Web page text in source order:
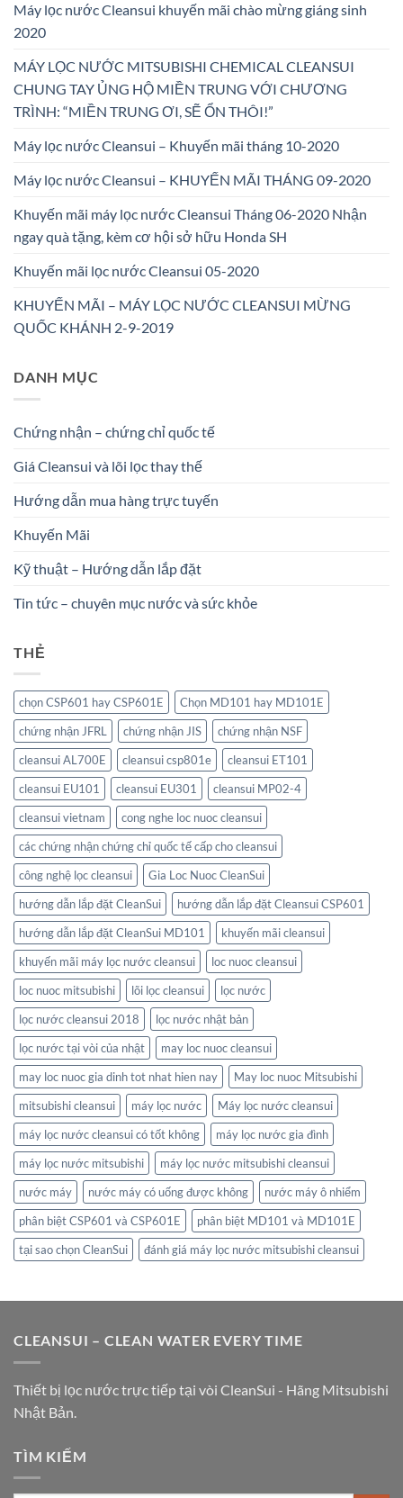
Máy lọc nước Cleansui khuyến mãi chào mừng giáng sinh
2020
MÁY LỌC NƯỚC MITSUBISHI CHEMICAL CLEANSUI
CHUNG TAY ỦNG HỘ MIỀN TRUNG VỚI CHƯƠNG
TRÌNH: “MIỀN TRUNG ƠI, SẼ ỔN THÔI!”
Máy lọc nước Cleansui – Khuyến mãi tháng 10-2020
Máy lọc nước Cleansui – KHUYẾN MÃI THÁNG 09-2020
Khuyến mãi máy lọc nước Cleansui Tháng 06-2020 Nhận
ngay quà tặng, kèm cơ hội sở hữu Honda SH
Khuyến mãi lọc nước Cleansui 05-2020
KHUYẾN MÃI – MÁY LỌC NƯỚC CLEANSUI MỪNG
QUỐC KHÁNH 2-9-2019
DANH MỤC
Chứng nhận – chứng chỉ quốc tế
Giá Cleansui và lõi lọc thay thế
Hướng dẫn mua hàng trực tuyến
Khuyến Mãi
Kỹ thuật – Hướng dẫn lắp đặt
Tin tức – chuyên mục nước và sức khỏe
THẺ
chọn CSP601 hay CSP601E
Chọn MD101 hay MD101E
chứng nhận JFRL
chứng nhận JIS
chứng nhận NSF
cleansui AL700E
cleansui csp801e
cleansui ET101
cleansui EU101
cleansui EU301
cleansui MP02-4
cleansui vietnam
cong nghe loc nuoc cleansui
các chứng nhận chứng chỉ quốc tế cấp cho cleansui
công nghệ lọc cleansui
Gia Loc Nuoc CleanSui
hướng dẫn lắp đặt CleanSui
hướng dẫn lắp đặt Cleansui CSP601
hướng dẫn lắp đặt CleanSui MD101
khuyến mãi cleansui
khuyến mãi máy lọc nước cleansui
loc nuoc cleansui
loc nuoc mitsubishi
lõi lọc cleansui
lọc nước
lọc nước cleansui 2018
lọc nước nhật bản
lọc nước tại vòi của nhật
may loc nuoc cleansui
may loc nuoc gia dinh tot nhat hien nay
May loc nuoc Mitsubishi
mitsubishi cleansui
máy lọc nước
Máy lọc nước cleansui
máy lọc nước cleansui có tốt không
máy lọc nước gia đình
máy lọc nước mitsubishi
máy lọc nước mitsubishi cleansui
nước máy
nước máy có uống được không
nước máy ô nhiểm
phân biệt CSP601 và CSP601E
phân biệt MD101 và MD101E
tại sao chọn CleanSui
đánh giá máy lọc nước mitsubishi cleansui
CLEANSUI – CLEAN WATER EVERY TIME
Thiết bị lọc nước trực tiếp tại vòi CleanSui - Hãng Mitsubishi
Nhật Bản.
TÌM KIẾM